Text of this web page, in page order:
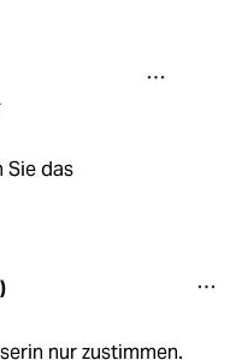
Sie das
nur zustimmen.